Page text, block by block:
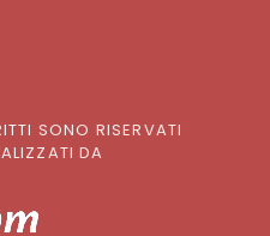
SONO RISERVATI
DA